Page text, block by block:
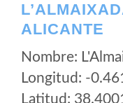
ALICANTE
Nombre:
Longitud: -
Latitud: